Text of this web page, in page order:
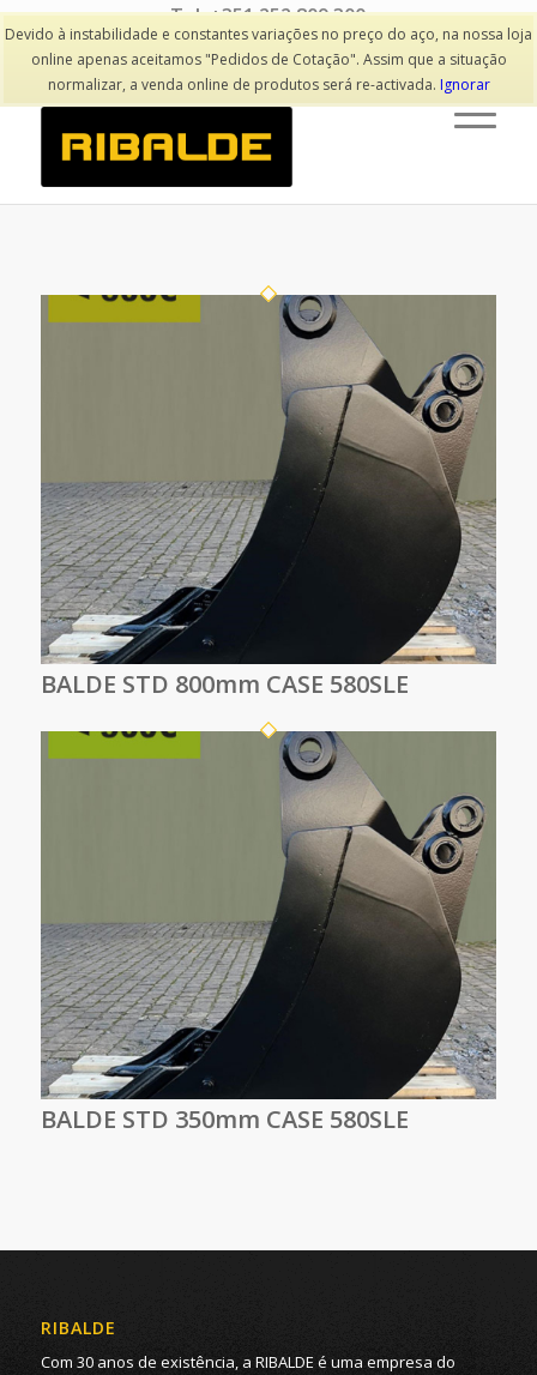
Devido à instabilidade e constantes variações no preço do aço, na nossa loja
online apenas aceitamos "Pedidos de Cotação". Assim que a situação
normalizar, a venda online de produtos será re-activada. Ignorar
Tel: +351 252 809 300
(Chamada para rede fixa nacional)
BALDE STD 800mm CASE 580SLE
BALDE STD 350mm CASE 580SLE
RIBALDE
Com 30 anos de existência, a RIBALDE é uma empresa do